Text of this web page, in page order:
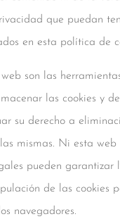
que puedan
en esta política de
son las
las cookies y
su derecho a
mismas. Ni esta web
pueden garantizar
de las cookies
navegadores.